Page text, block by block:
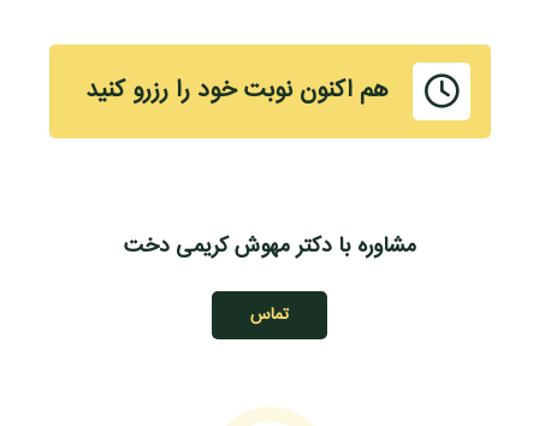
هم اکنون نوبت خود را رزرو کنید
مشاوره با دکتر مهوش کریمی دخت
تماس